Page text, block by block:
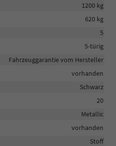
1200 kg
620 kg
5
5-türig
Fahrzeuggarantie vom Hersteller
vorhanden
Schwarz
20
Metallic
vorhanden
Stoff